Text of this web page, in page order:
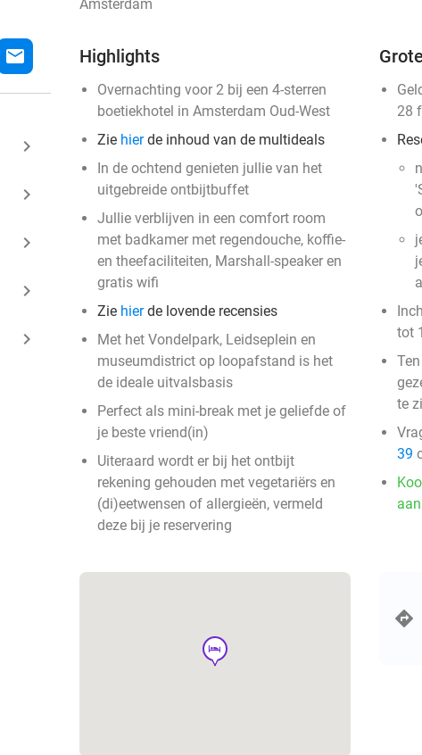
mail
keyboard_arrow_right
keyboard_arrow_right
keyboard_arrow_right
keyboard_arrow_right
keyboard_arrow_right
Amsterdam
Highlights
Overnachting voor 2 bij een 4-sterren
boetiekhotel in Amsterdam Oud-West
Zie hierde inhoud van de multideals
In de ochtend genieten jullie van het
uitgebreide ontbijtbuffet
Jullie verblijven in een comfort room
met badkamer met regendouche, koffie-
en theefaciliteiten, Marshall-speaker en
gratis wifi
Zie hierde lovende recensies
Met het Vondelpark, Leidseplein en
museumdistrict op loopafstand is het
de ideale uitvalsbasis
Perfect als mini-break met je geliefde of
je beste vriend(in)
Uiteraard wordt er bij het ontbijt
rekening gehouden met vegetariërs en
(di)eetwensen of allergieën, vermeld
deze bij je reservering
28
tot
te
39
hotel